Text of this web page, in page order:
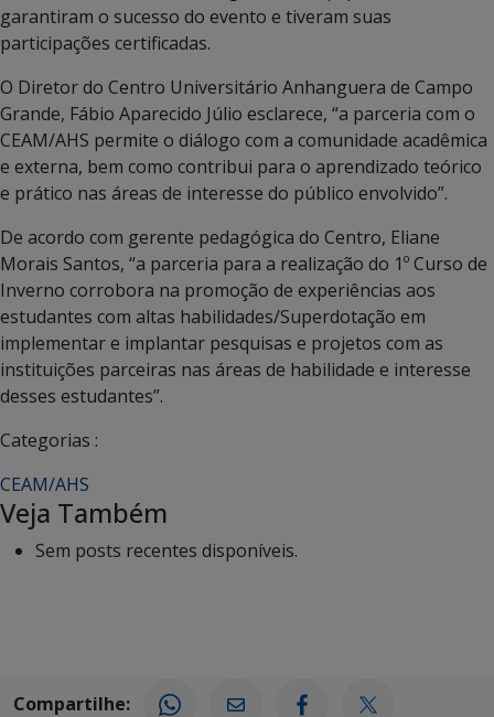
garantiram o sucesso do evento e tiveram suas
participações certificadas.
O Diretor do Centro Universitário Anhanguera de Campo
Grande, Fábio Aparecido Júlio esclarece, “a parceria com o
CEAM/AHS permite o diálogo com a comunidade acadêmica
e externa, bem como contribui para o aprendizado teórico
e prático nas áreas de interesse do público envolvido”.
De acordo com gerente pedagógica do Centro, Eliane
Morais Santos, “a parceria para a realização do 1º Curso de
Inverno corrobora na promoção de experiências aos
estudantes com altas habilidades/Superdotação em
implementar e implantar pesquisas e projetos com as
instituições parceiras nas áreas de habilidade e interesse
desses estudantes”.
Categorias :
CEAM/AHS
Veja Também
Sem posts recentes disponíveis.
Compartilhe: